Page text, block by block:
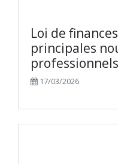
Loi de
principales
professionnels
17/03/2026